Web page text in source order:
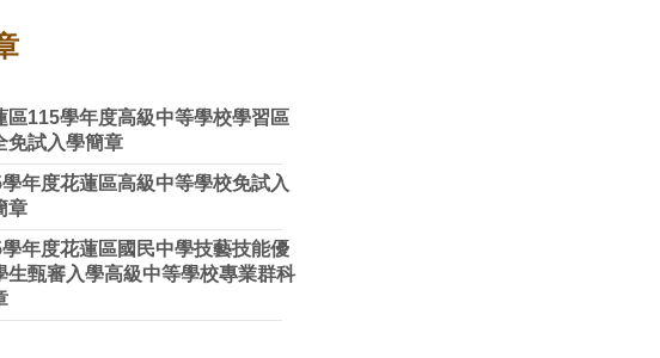
區115學年度高級中等學校學習區
免試入學簡章
年度花蓮區高級中等學校免試入
章
年度花蓮區國民中學技藝技能優
生甄審入學高級中等學校專業群科